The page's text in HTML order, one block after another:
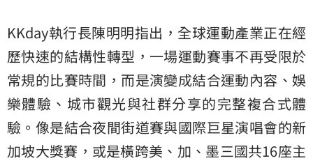
KKday執行長陳明明指出，全球運動產業正在經
歷快速的結構性轉型，一場運動賽事不再受限於
常規的比賽時間，而是演變成結合運動內容、娛
樂體驗、城市觀光與社群分享的完整複合式體
驗。像是結合夜間街道賽與國際巨星演唱會的新
加坡大獎賽，或是橫跨美、加、墨三國共16座主